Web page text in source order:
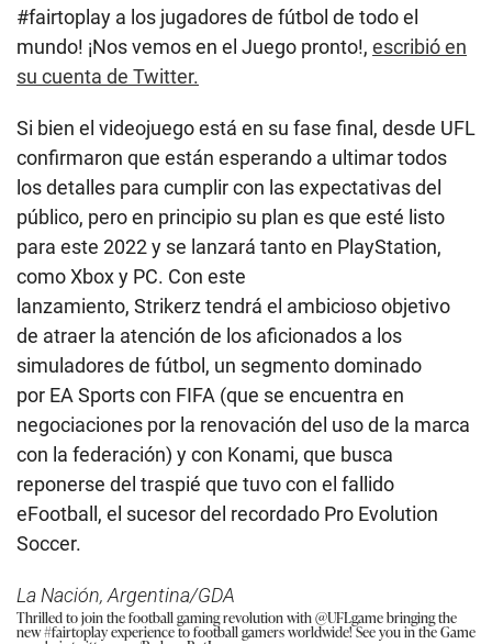
#fairtoplay a los jugadores de fútbol de todo el
mundo! ¡Nos vemos en el Juego pronto!, escribió en
su cuenta de Twitter.
Si bien el videojuego está en su fase final, desde UFL
confirmaron que están esperando a ultimar todos
los detalles para cumplir con las expectativas del
público, pero en principio su plan es que esté listo
para este 2022 y se lanzará tanto en PlayStation,
como Xbox y PC. Con este
lanzamiento, Strikerz tendrá el ambicioso objetivo
de atraer la atención de los aficionados a los
simuladores de fútbol, un segmento dominado
por EA Sports con FIFA (que se encuentra en
negociaciones por la renovación del uso de la marca
con la federación) y con Konami, que busca
reponerse del traspié que tuvo con el fallido
eFootball, el sucesor del recordado Pro Evolution
Soccer.
La Nación, Argentina/GDA
Thrilled to join the football gaming revolution with@UFLgamebringing the
new#fairtoplayexperience to football gamers worldwide! See you in the Game